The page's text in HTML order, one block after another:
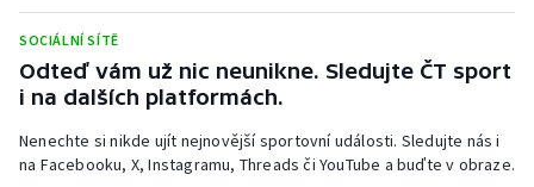
Triatlon
Veslování
Vodní slalom
SOCIÁLNÍ SÍTĚ
Odteď vám už nic neunikne. Sledujte ČT sport
i na dalších platformách.
Nenechte si nikde ujít nejnovější sportovní události. Sledujte nás i
na Facebooku, X, Instagramu, Threads či YouTube a buďte v obraze.